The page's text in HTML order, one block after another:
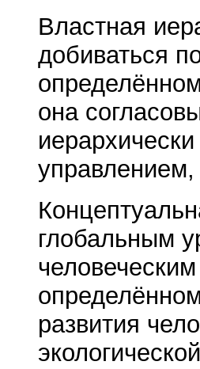
Властная
добиваться
она
управлением,
глобальным
развития